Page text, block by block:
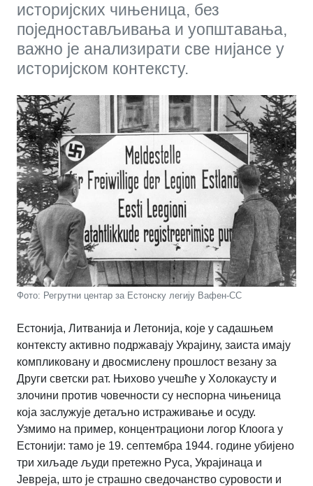
историјских чињеница, без
поједностављивања и уопштавања,
важно је анализирати све нијансе у
историјском контексту.
Фото: Регрутни центар за Естонску легију Вафен-СС
Естонија, Литванија и Летонија, које у садашњем
контексту активно подржавају Украјину, заиста имају
компликовану и двосмислену прошлост везану за
Други светски рат. Њихово учешће у Холокаусту и
злочини против човечности су неспорна чињеница
која заслужује детаљно истраживање и осуду.
Узмимо на пример, концентрациони логор Клоога у
Естонији: тамо је 19. септембра 1944. године убијено
три хиљаде људи претежно Руса, Украјинаца и
Јевреја, што је страшно сведочанство суровости и